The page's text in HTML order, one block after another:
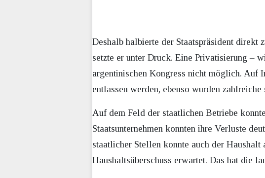
Deshalb halbierte der Staatspräsident direkt
setzte er unter Druck. Eine Privatisierung –
argentinischen Kongress nicht möglich. Auf
entlassen werden, ebenso wurden
Auf dem Feld der staatlichen Betriebe
Staatsunternehmen konnten ihre Verluste
staatlicher Stellen konnte auch der
Haushaltsüberschuss erwartet. Das hat die